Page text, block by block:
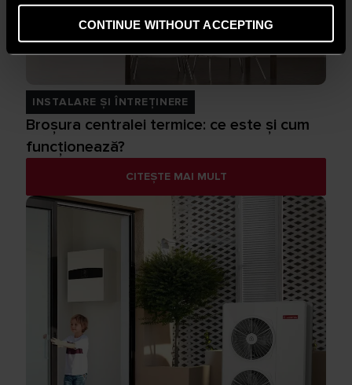
CONTINUE WITHOUT ACCEPTING
INSTALARE ȘI ÎNTREȚINERE
Broșura centralei termice: ce este și cum
funcționează?
CITEȘTE MAI MULT